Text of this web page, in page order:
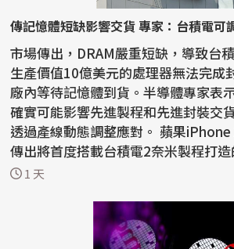
傳記憶體短缺影響交貨 專家：台積電可
市場傳出，DRAM嚴重短缺，導致台
生產價值10億美元的處理器無法完成
廠內等待記憶體到貨。半導體專家表
確實可能影響先進製程和先進封裝交
透過產線動態調整應對。 蘋果iPhone 18 Pro系列新機
傳出將首度搭載台積電2奈米製程打
晶圓製造進...
1 天